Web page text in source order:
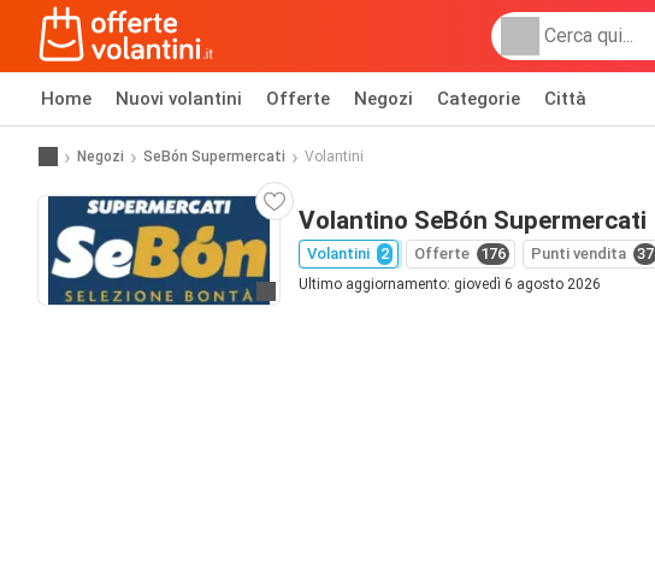
Home Nuovi volantini Offerte Negozi Categorie Città
Negozi SeBón Supermercati Volantini
Vai al sito web
Volantino SeBón Supermercati
Volantini 2 Offerte 176 Punti vendita 37
Ultimo aggiornamento: giovedì 6 agosto 2026